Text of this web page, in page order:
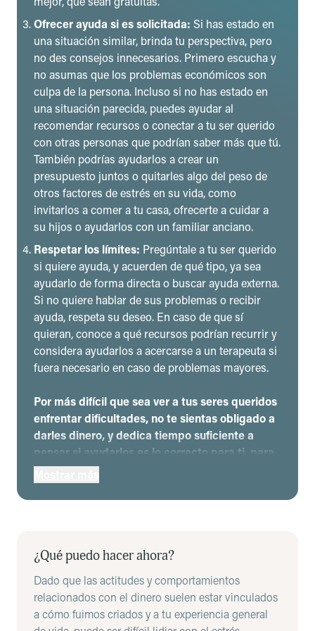
Ofrecer ayuda si es solicitada: Si has estado en
una situación similar, brinda tu perspectiva, pero
no des consejos innecesarios. Primero escucha y
no asumas que los problemas económicos son
culpa de la persona. Incluso si no has estado en
una situación parecida, puedes ayudar al
recomendar recursos o conectar a tu ser querido
con otras personas que podrían saber más que tú.
También podrías ayudarlos a crear un
presupuesto juntos o quitarles algo del peso de
otros factores de estrés en su vida, como
invitarlos a comer a tu casa, ofrecerte a cuidar a
su hijos o ayudarlos con un familiar anciano.
Respetar los límites: Pregúntale a tu ser querido
si quiere ayuda, y acuerden de qué tipo, ya sea
ayudarlo de forma directa o buscar ayuda externa.
Si no quiere hablar de sus problemas o recibir
ayuda, respeta su deseo. En caso de que sí
quieran, conoce a qué recursos podrían recurrir y
considera ayudarlos a acercarse a un terapeuta si
fuera necesario en caso de problemas mayores.
Por más difícil que sea ver a tus seres queridos
enfrentar dificultades, no te sientas obligado a
darles dinero, y dedica tiempo suficiente a
pensar si ayudarlos es lo correcto para ti, para
ellos y para su relación. Si decides brindarles
apoyo financiero, piensa en maneras de
proteger su relación y tu bienestar financiero.
pesar de las mejores intenciones, puede que tu
ser querido no logre nunca un estado mental o
financiero que le permita pagarte.
Considera darles regalos en lugar de
préstamos:Como alternativa a los préstamos,
¿Qué puedo hacer ahora?
Dado que las actitudes y comportamientos
relacionados con el dinero suelen estar vinculados
a cómo fuimos criados y a tu experiencia general